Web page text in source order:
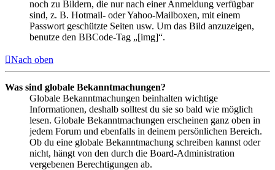
noch zu Bildern, die nur nach einer Anmeldung verfügbar
sind, z. B. Hotmail- oder Yahoo-Mailboxen, mit einem
Passwort geschützte Seiten usw. Um das Bild anzuzeigen,
benutze den BBCode-Tag „[img]“.
Nach oben
Was sind globale Bekanntmachungen?
Globale Bekanntmachungen beinhalten wichtige
Informationen, deshalb solltest du sie so bald wie möglich
lesen. Globale Bekanntmachungen erscheinen ganz oben in
jedem Forum und ebenfalls in deinem persönlichen Bereich.
Ob du eine globale Bekanntmachung schreiben kannst oder
nicht, hängt von den durch die Board-Administration
vergebenen Berechtigungen ab.